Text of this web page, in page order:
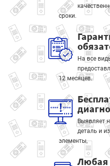
сроки.
На все
12 месяцев.
Выявляет
деталь и
элементы.
Любая